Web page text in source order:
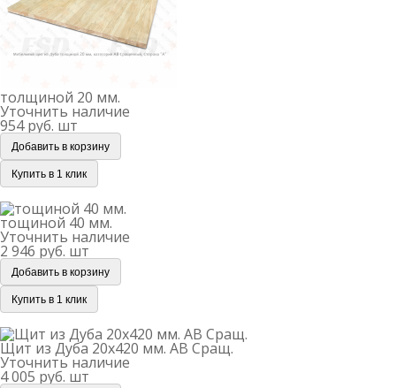
толщиной 20 мм.
Уточнить наличие
954 руб. шт
Добавить в корзину
Купить в 1 клик
тощиной 40 мм.
Уточнить наличие
2 946 руб. шт
Добавить в корзину
Купить в 1 клик
Щит из Дуба 20х420 мм. АВ Сращ.
Уточнить наличие
4 005 руб. шт